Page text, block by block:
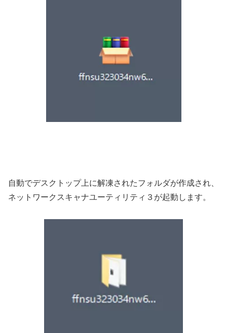
自動でデスクトップ上に解凍されたフォルダが作成され、
ネットワークスキャナユーティリティ３が起動します。